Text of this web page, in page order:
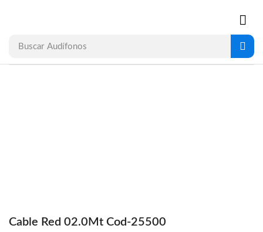
Buscar Audífonos
Cable Red 02.0Mt Cod-25500